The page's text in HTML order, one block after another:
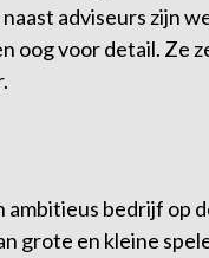
adviseurs zijn
oog voor detail. Ze
ambitieus bedrijf op
grote en kleine